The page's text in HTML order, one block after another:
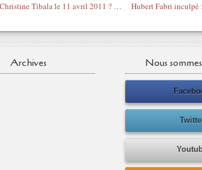
Où étiez-vous Christine Tibala le 11 avril 2011 ? # 26
Archives Nous